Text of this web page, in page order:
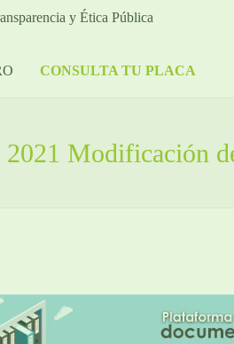
y Ética Pública
CONSULTA TU PLACA
Modificación